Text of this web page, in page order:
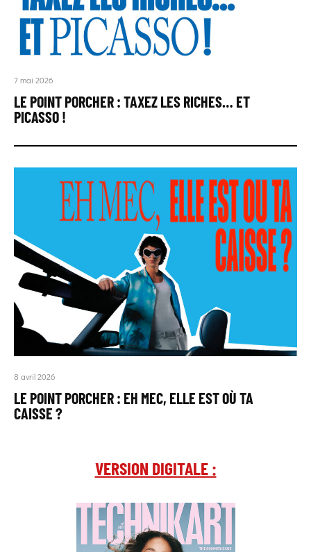
7 mai 2026
LE POINT PORCHER : TAXEZ LES RICHES… ET
PICASSO !
8 avril 2026
LE POINT PORCHER : EH MEC, ELLE EST OÙ TA
CAISSE ?
VERSION DIGITALE :